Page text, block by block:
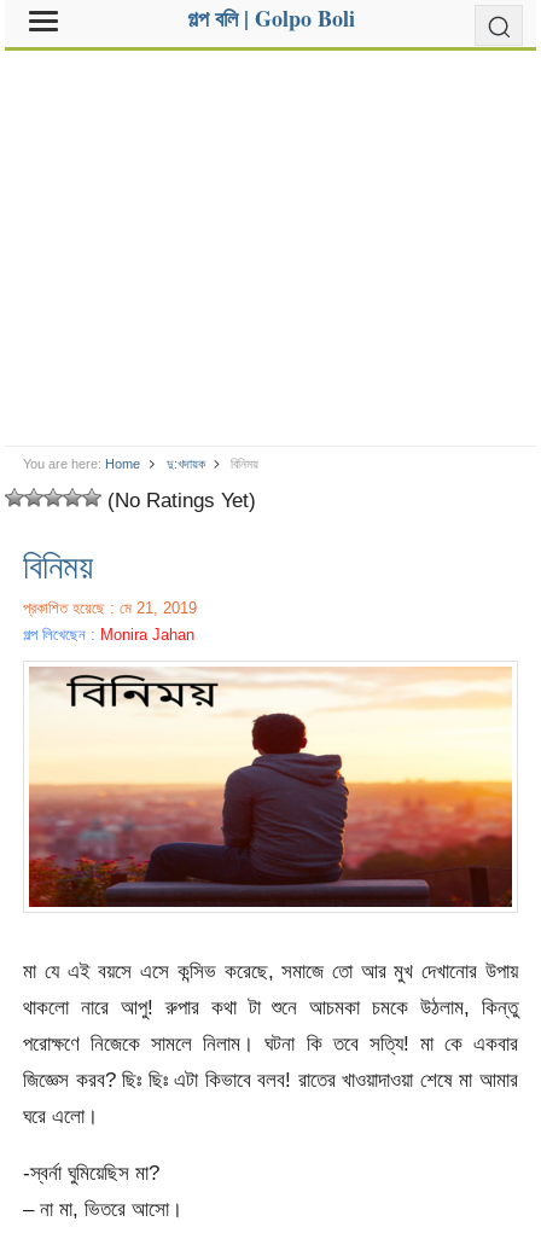
গল্প বলি | Golpo Boli
You are here: Home দু:খদায়ক বিনিময়
(No Ratings Yet)
বিনিময়
প্রকাশিত হয়েছে : মে 21, 2019
গল্প লিখেছেন : Monira Jahan
মা যে এই বয়সে এসে কন্সিভ করেছে, সমাজে তো আর মুখ দেখানোর উপায়
থাকলো নারে আপু! রুপার কথা টা শুনে আচমকা চমকে উঠলাম, কিন্তু
পরোক্ষণে নিজেকে সামলে নিলাম। ঘটনা কি তবে সত্যি! মা কে একবার
জিজ্ঞেস করব? ছিঃ ছিঃ এটা কিভাবে বলব! রাতের খাওয়াদাওয়া শেষে মা আমার
ঘরে এলো।
-স্বর্না ঘুমিয়েছিস মা?
– না মা, ভিতরে আসো।